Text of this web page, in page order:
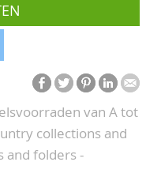
van A tot
collections and
and folders -